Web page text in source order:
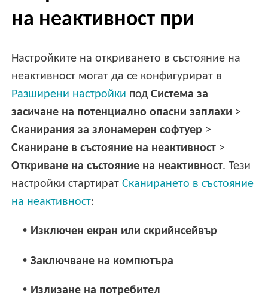
на неактивност при
Настройките на откриването в състояние на
неактивност могат да се конфигурират в
Разширени настройки подСистема за
засичане на потенциално опасни заплахи >
Сканирания за злонамерен софтуер >
Сканиране в състояние на неактивност >
Откриване на състояние на неактивност. Тези
настройки стартиратСканирането в състояние
на неактивност:
• Изключен екран или скрийнсейвър
• Заключване на компютъра
• Излизане на потребител